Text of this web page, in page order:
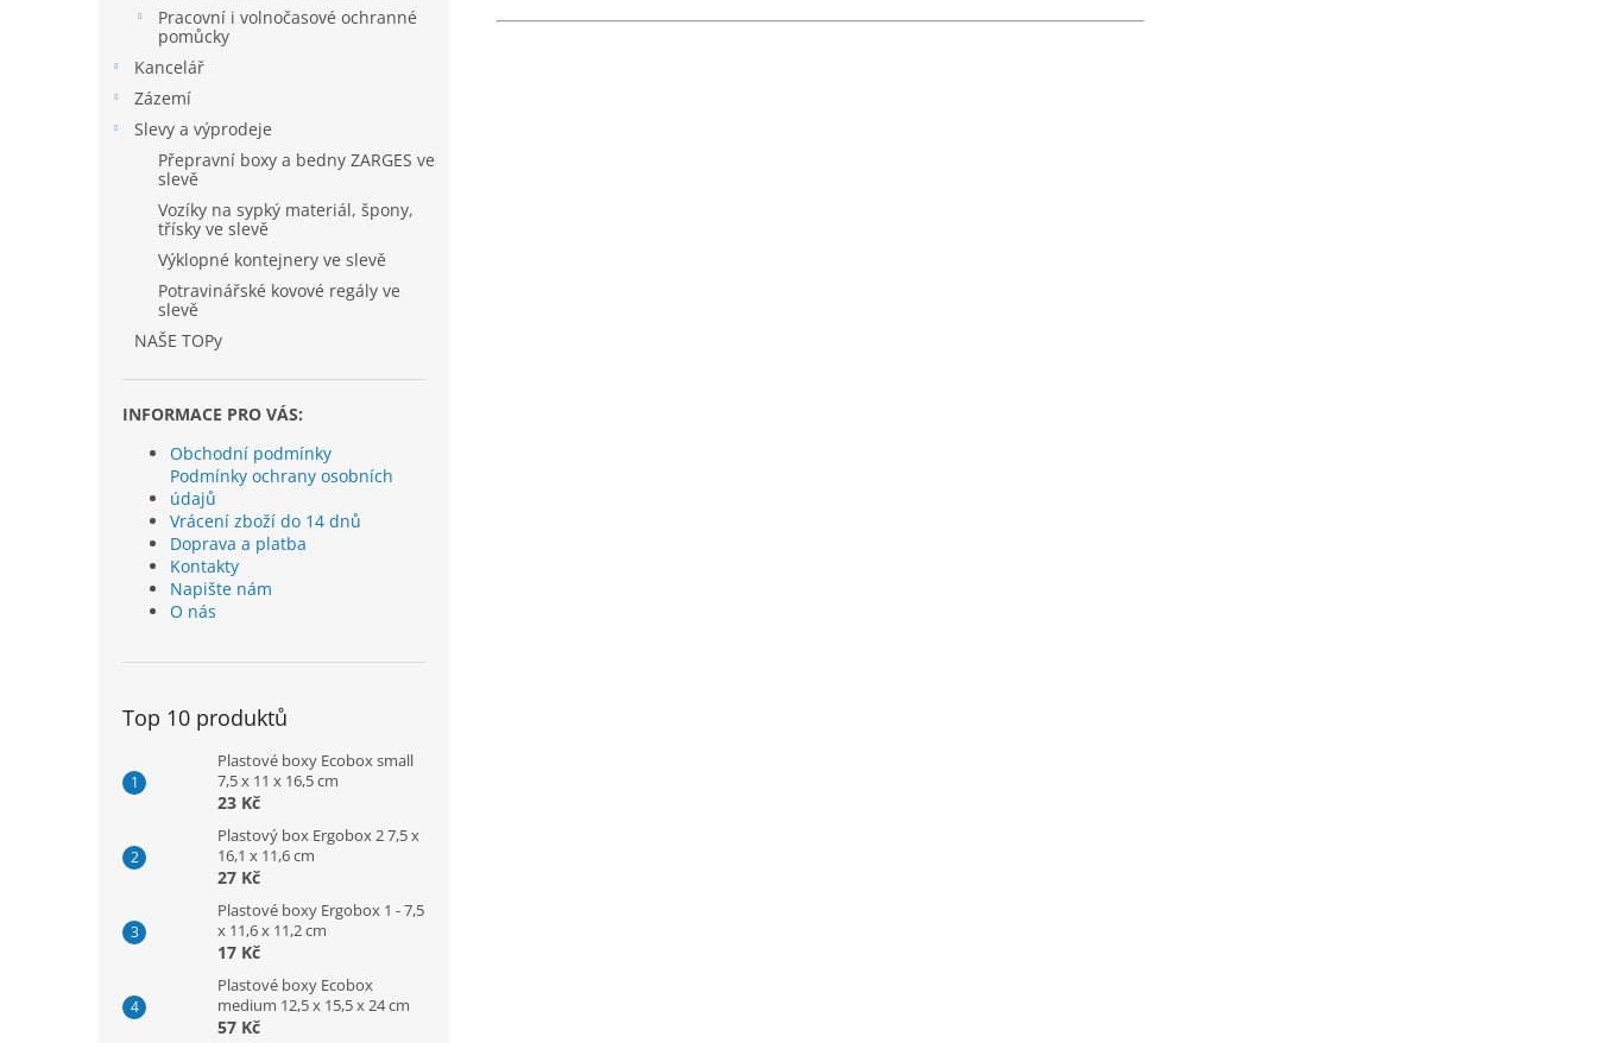
Pracovní i volnočasové ochranné
pomůcky
Kancelář
Zázemí
Slevy a výprodeje
Přepravní boxy a bedny ZARGES ve
slevě
Vozíky na sypký materiál, špony,
třísky ve slevě
Výklopné kontejnery ve slevě
Potravinářské kovové regály ve
slevě
NAŠE TOPy
INFORMACE PRO VÁS:
Obchodní podmínky
Podmínky ochrany osobních
údajů
Vrácení zboží do 14 dnů
Doprava a platba
Kontakty
Napište nám
O nás
Top 10 produktů
Plastové boxy Ecobox small
7,5 x 11 x 16,5 cm
23 Kč
Plastový box Ergobox 2 7,5 x
16,1 x 11,6 cm
27 Kč
Plastové boxy Ergobox 1 - 7,5
x 11,6 x 11,2 cm
17 Kč
Plastové boxy Ecobox
medium 12,5 x 15,5 x 24 cm
57 Kč